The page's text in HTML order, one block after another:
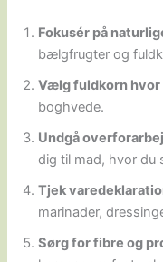
Fokusér på
bælgfrugter og
Vælg fuldkorn hvor
boghvede.
Undgå
dig til mad, hvor du
Tjek
marinader,
Sørg for fibre og